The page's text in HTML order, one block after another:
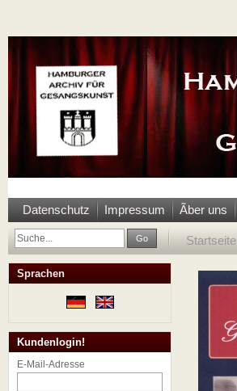
Datenschutz Impressum Ãber uns
Go Startseite
Sprachen
Kundenlogin!
E-Mail-Adresse